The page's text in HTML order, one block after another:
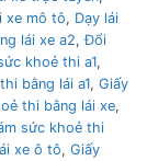
xe mô tô, Dạy lái
lái xe a2,Đổi
khoẻ thi a1,
bằng lái a1, Giấy
thi bằng lái xe,
sức khoẻ thi
xe ô tô, Giấy